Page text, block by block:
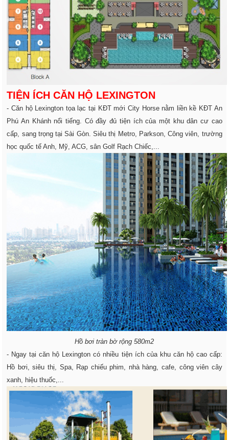
TIỆN ÍCH CĂN HỘ LEXINGTON
- Căn hộ Lexington tọa lạc tại KĐT mới City Horse nằm liền kề KĐT An
Phú An Khánh nổi tiếng. Có đầy đủ tiện ích của một khu dân cư cao
cấp, sang trọng tại Sài Gòn. Siêu thị Metro, Parkson, Công viên, trường
học quốc tế Anh, Mỹ, ACG, sân Golf Rạch Chiếc,...
Hồ bơi tràn bờ rộng 580m2
- Ngay tại căn hộ Lexington có nhiều tiện ích của khu căn hộ cao cấp:
Hồ bơi, siêu thị, Spa, Rạp chiếu phim, nhà hàng, cafe, công viên cây
xanh, hiệu thuốc,...